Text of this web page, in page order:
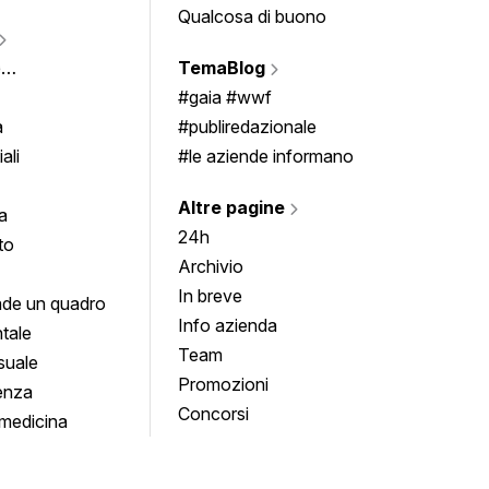
un quadro
Qualcosa di buono
TemaBlog
#gaia #wwf
#publiredazionale
#le aziende informano
Altre pagine
24h
Archivio
In breve
Info azienda
Team
Promozioni
Concorsi